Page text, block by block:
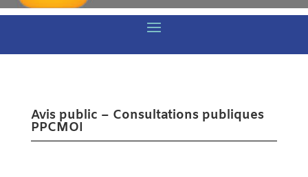
Avis public – Consultations publiques
PPCMOI